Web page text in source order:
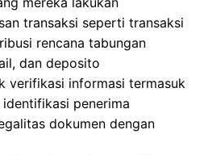
transaksi seperti transaksi
rencana tabungan
dan deposito
verifikasi informasi termasuk
penerima
dokumen dengan